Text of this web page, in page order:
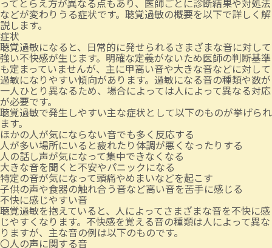
などが変わりうる症状です。聴覚過敏の概要を以下で詳しく解
説します。
症状
聴覚過敏になると、日常的に発せられるさまざまな音に対して
強い不快感が生じます。明確な定義がないため医師の判断基準
も定まっていませんが、主に甲高い音や大きな音などに対して
過敏になりやすい傾向があります。過敏になる音の種類や数が
一人ひとり異なるため、場合によっては人によって異なる対応
が必要です。
聴覚過敏で発生しやすい主な症状として以下のものが挙げられ
ます。
ほかの人が気にならない音でも多く反応する
人が多い場所にいると疲れたり体調が悪くなったりする
人の話し声が気になって集中できなくなる
大きな音を聞くと不安やパニックになる
特定の音が気になって頭痛やめまいなどを起こす
子供の声や食器の触れ合う音など高い音を苦手に感じる
不快に感じやすい音
聴覚過敏を抱えていると、人によってさまざまな音を不快に感
じやすくなります。不快感を覚える音の種類は人によって異な
りますが、主な音の例は以下のものです。
〇人の声に関する音